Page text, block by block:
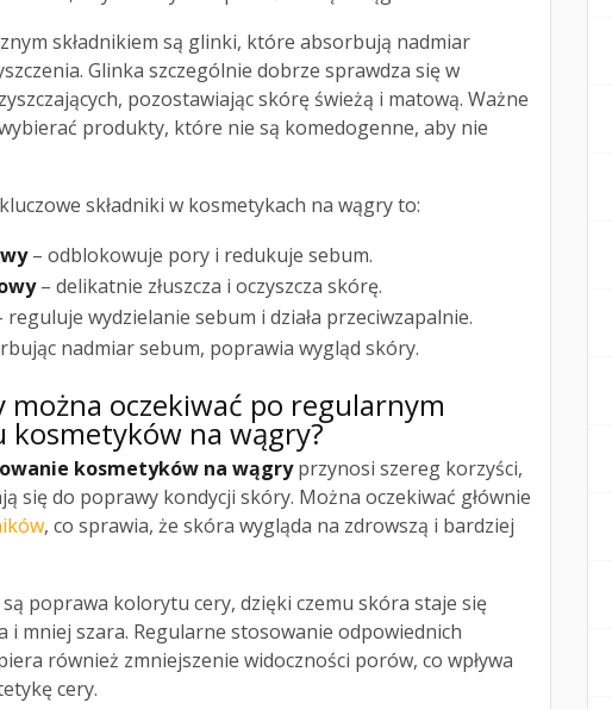
składnikiem są glinki, które absorbują nadmiar
Glinka szczególnie dobrze sprawdza się w
pozostawiając skórę świeżą i matową. Ważne
produkty, które nie są komedogenne, aby nie
składniki w kosmetykach na wągry to:
– odblokowuje pory i redukuje sebum.
– delikatnie złuszcza i oczyszcza skórę.
reguluje wydzielanie sebum i działa przeciwzapalnie.
nadmiar sebum, poprawia wygląd skóry.
można oczekiwać po regularnym
kosmetyków na wągry?
kosmetyków na wągryprzynosi szereg korzyści,
się do poprawy kondycji skóry. Można oczekiwać głównie
, co sprawia, że skóra wygląda na zdrowszą i bardziej
poprawa kolorytu cery, dzięki czemu skóra staje się
i mniej szara. Regularne stosowanie odpowiednich
również zmniejszenie widoczności porów, co wpływa
cery.